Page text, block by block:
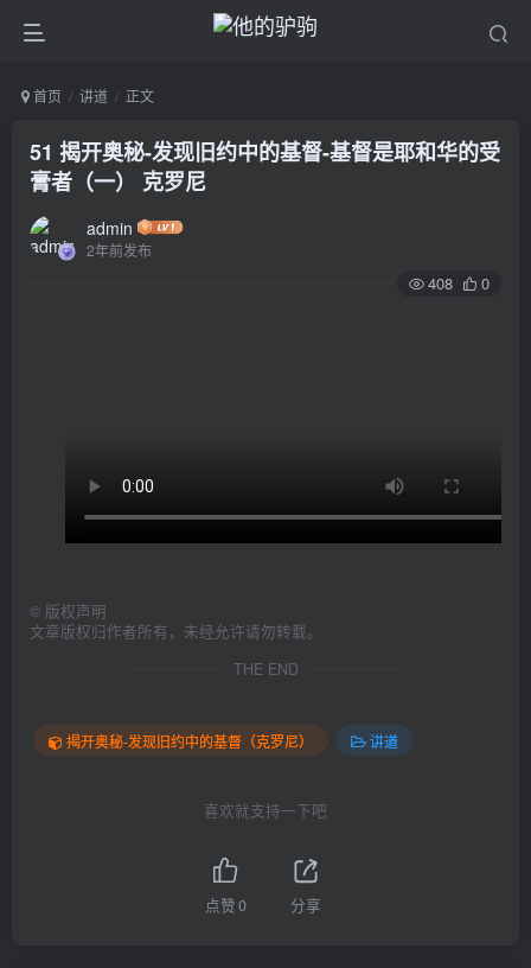
首页 讲道 正文
51 揭开奥秘-发现旧约中的基督-基督是耶和华的受
膏者（一） 克罗尼
admin
2年前发布
408 0
© 版权声明
文章版权归作者所有，未经允许请勿转载。
THE END
揭开奥秘-发现旧约中的基督（克罗尼） 讲道
喜欢就支持一下吧
点赞0 分享